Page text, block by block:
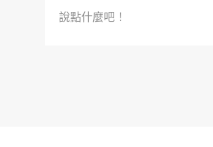
說點什麼吧！